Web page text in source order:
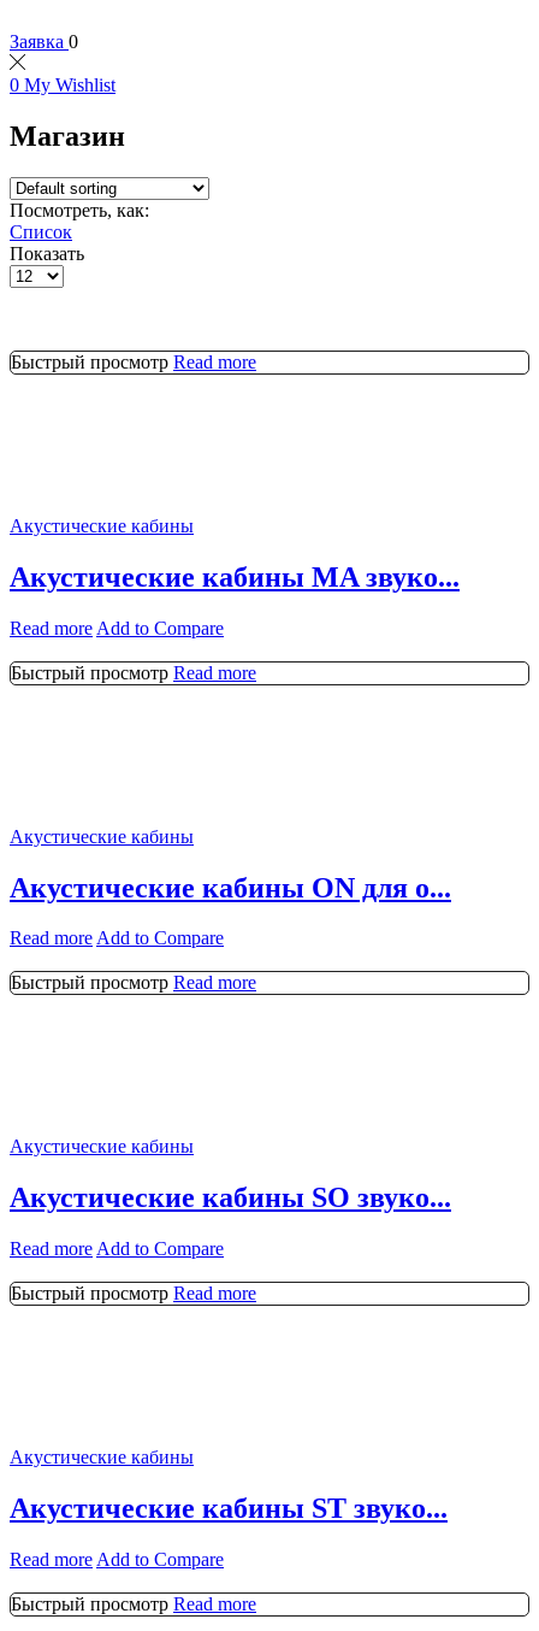
Заявка 0
0 My Wishlist
Магазин
Посмотреть, как:
Список
Показать
Товаров
Быстрый просмотр Read more
Акустические кабины
Акустические кабины MA звуко...
Read more Add to Compare
Быстрый просмотр Read more
Акустические кабины
Акустические кабины ON для о...
Read moreAdd to Compare
Быстрый просмотр Read more
Акустические кабины
Акустические кабины SO звуко...
Read more Add to Compare
Быстрый просмотр Read more
Акустические кабины
Акустические кабины ST звуко...
Read more Add to Compare
Быстрый просмотр Read more